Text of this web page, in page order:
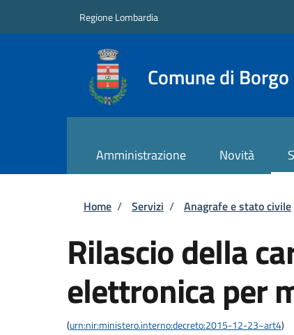
Regione Lombardia
Comune di
Amministrazione Novità
Briciole di pane
Home / Servizi / Anagrafe e stato civile
Rilascio della
elettronica per
(urn:nir:ministero.interno:decreto:2015-12-23~art4)